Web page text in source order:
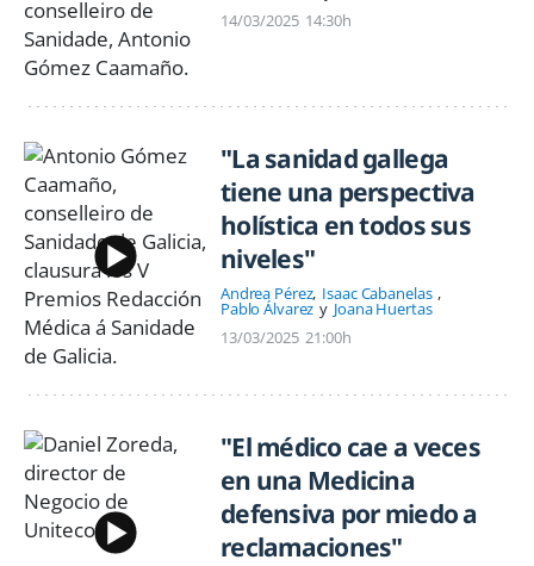
14/03/2025 14:30h
"La sanidad gallega
tiene una perspectiva
holística en todos sus
niveles"
Andrea Pérez Isaac Cabanelas
Pablo Álvarez
Joana Huertas
13/03/2025 21:00h
"El médico cae a veces
en una Medicina
defensiva por miedo a
reclamaciones"